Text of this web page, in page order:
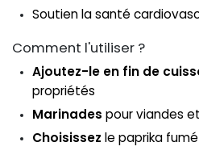
Soutien la santé
Comment l'utiliser ?
Ajoutez-le en fin de
propriétés
Marinades pour viandes
Choisissez le paprika